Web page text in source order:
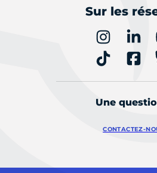
Sur les
Une
CONTACTEZ-